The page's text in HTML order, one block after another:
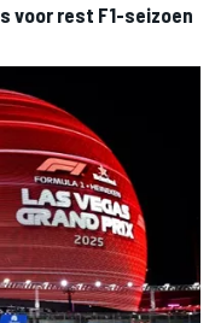
voor rest F1-seizoen